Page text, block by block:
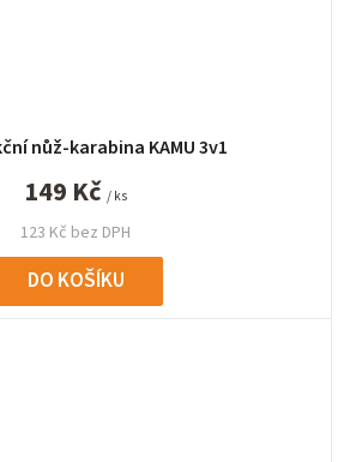
nůž-karabina KAMU 3v1
123 Kč bez DPH
149 Kč / ks
DO KOŠÍKU